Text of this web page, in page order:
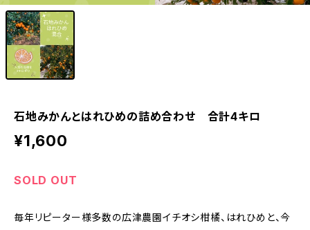
石地みかんとはれひめの詰め合わせ 合計4キロ
¥1,600
SOLD OUT
毎年リピーター様多数の広津農園イチオシ柑橘、はれひめと、今